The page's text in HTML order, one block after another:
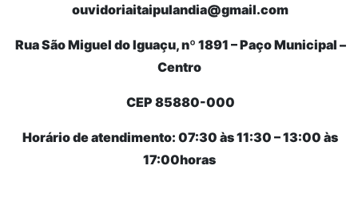
ouvidoriaitaipulandia@gmail.com
Rua São Miguel do Iguaçu, nº 1891 – Paço Municipal –
Centro
CEP 85880-000
Horário de atendimento: 07:30 às 11:30 – 13:00 às
17:00horas